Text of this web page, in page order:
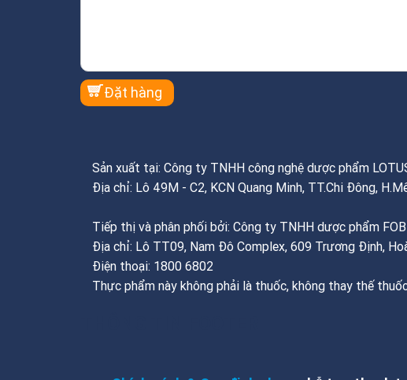
Sản xuất tại: Công ty TNHH công nghệ dược phẩm
Địa chỉ: Lô 49M - C2, KCN Quang Minh, TT.Chi Đông,
Tiếp thị và phân phối bởi: Công ty TNHH dược phẩm
Địa chỉ: Lô TT09, Nam Đô Complex, 609 Trương Định,
Điện thoại: 1800 6802
Thực phẩm này không phải là thuốc, không thay thế